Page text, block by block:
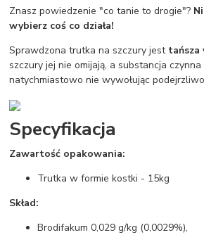
Znasz powiedzenie "co tanie to drogie"?
wybierz coś co działa!
Sprawdzona trutka na szczury jest tańsza
szczury jej nie omijają, a substancja czynna
natychmiastowo nie wywołując
Specyfikacja
Zawartość opakowania:
Trutka w formie kostki - 15kg
Skład:
Brodifakum 0,029 g/kg (0,0029%),